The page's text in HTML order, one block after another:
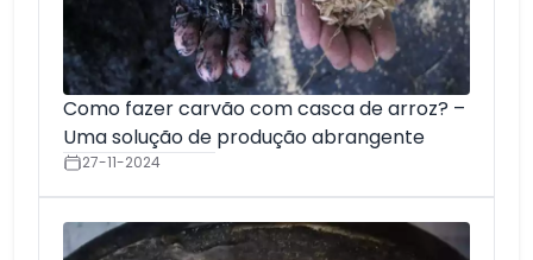
Como fazer carvão com casca de arroz? –
Uma solução de produção abrangente
27-11-2024